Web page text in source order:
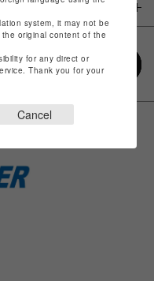
system, it may not be
original content of the
for any direct or
Thank you for your
Cancel